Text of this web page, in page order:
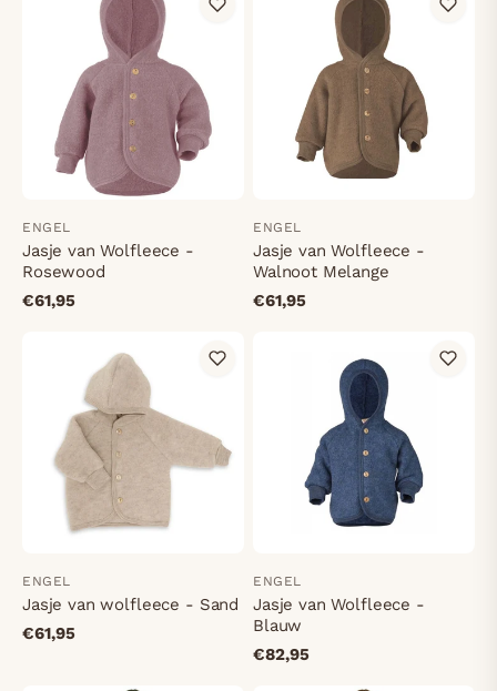
ENGEL
Jasje van Wolfleece -
Rosewood
€61,95
ENGEL
Jasje van Wolfleece -
Walnoot Melange
€61,95
ENGEL
Jasje van wolfleece - Sand
€61,95
ENGEL
Jasje van Wolfleece -
Blauw
€82,95